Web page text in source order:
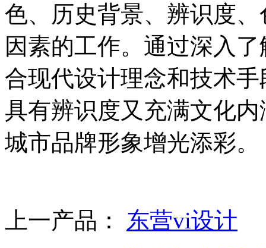
色、历史背景、辨识度
因素的工作。通过深入
合现代设计理念和技术
具有辨识度又充满文化
城市品牌形象增光添彩。
上一产品： 东营vi设计